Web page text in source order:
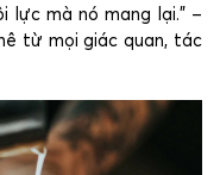
lực mà nó mang lại.” –
từ mọi giác quan, tác